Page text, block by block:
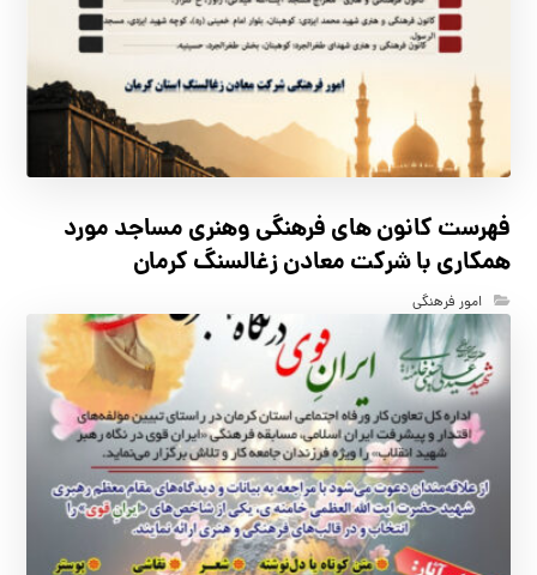
فهرست كانون هاي فرهنگي وهنري مساجد مورد
همكاري با شركت معادن زغالسنگ كرمان
امور فرهنگی